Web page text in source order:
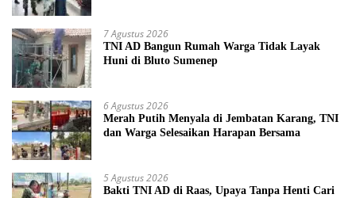
7 Agustus 2026
TNI AD Bangun Rumah Warga Tidak Layak
Huni di Bluto Sumenep
6 Agustus 2026
Merah Putih Menyala di Jembatan Karang, TNI
dan Warga Selesaikan Harapan Bersama
5 Agustus 2026
Bakti TNI AD di Raas, Upaya Tanpa Henti Cari